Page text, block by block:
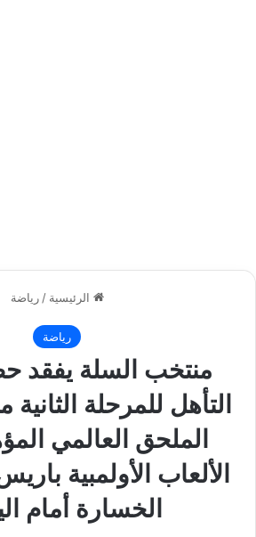
الرئيسية / رياضة
رياضة
منتخب السلة يفقد
التأهل للمرحلة
الملحق العالمي
الخسارة أمام